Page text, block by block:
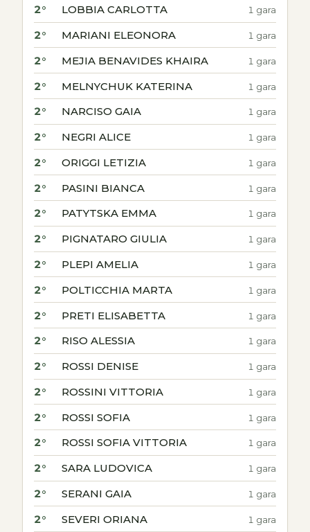
2° LOBBIA CARLOTTA 1 gara
2° MARIANI ELEONORA 1 gara
2° MEJIA BENAVIDES KHAIRA 1 gara
2° MELNYCHUK KATERINA 1 gara
2° NARCISO GAIA 1 gara
2° NEGRI ALICE 1 gara
2° ORIGGI LETIZIA 1 gara
2° PASINI BIANCA 1 gara
2° PATYTSKA EMMA 1 gara
2° PIGNATARO GIULIA 1 gara
2° PLEPI AMELIA 1 gara
2° POLTICCHIA MARTA 1 gara
2° PRETI ELISABETTA 1 gara
2° RISO ALESSIA 1 gara
2° ROSSI DENISE 1 gara
2° ROSSINI VITTORIA 1 gara
2° ROSSI SOFIA 1 gara
2° ROSSI SOFIA VITTORIA 1 gara
2° SARA LUDOVICA 1 gara
2° SERANI GAIA 1 gara
2° SEVERI ORIANA 1 gara